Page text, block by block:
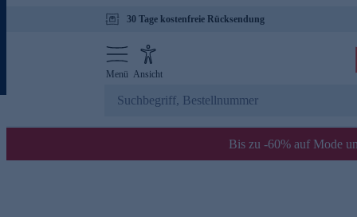
30 Tage kostenfreie Rücksendung
Menü Ansicht
Bis zu -60% auf Mode